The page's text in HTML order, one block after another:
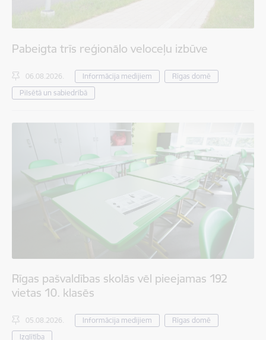
Pabeigta trīs reģionālo veloceļu izbūve
06.08.2026. Informācija medijiem
Rīgas domē
Pilsētā un sabiedrībā
Rīgas pašvaldības skolās vēl pieejamas 192
vietas 10. klasēs
05.08.2026. Informācija medijiem
Rīgas domē
Izglītība